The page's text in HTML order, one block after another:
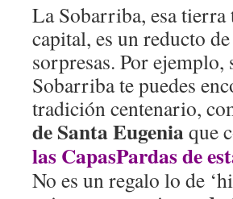
La Sobarriba, esa tierra
capital, es un reducto
sorpresas. Por ejemplo,
Sobarriba te puedes
tradición centenario,
de Santa Eugeniaque
las CapasPardas de
No es un regalo lo de